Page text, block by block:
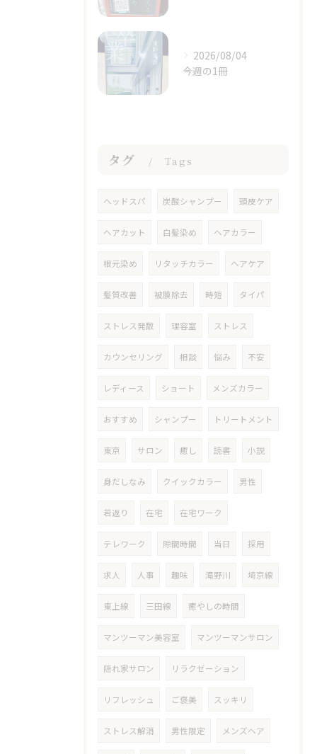
2026/08/04
今週の1冊
タグ Tags
ヘッドスパ 炭酸シャンプー 頭皮ケア
ヘアカット 白髪染め ヘアカラー
根元染め リタッチカラー ヘアケア
髪質改善 被膜除去 時短 タイパ
ストレス発散 理容室 ストレス
カウンセリング 相談 悩み 不安
レディース ショート メンズカラー
おすすめ シャンプー トリートメント
東京 サロン 癒し 読書 小説
身だしなみ クイックカラー 男性
若返り 在宅 在宅ワーク
テレワーク 隙間時間 当日 採用
求人 人事 趣味 滝野川 埼京線
東上線 三田線 癒やしの時間
マンツーマン美容室 マンツーマンサロン
隠れ家サロン リラクゼーション
リフレッシュ ご褒美 スッキリ
ストレス解消 男性限定 メンズヘア